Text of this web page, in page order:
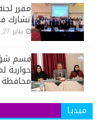
مقرر
تشارك
يناير 27, 2026
قسم
حوارية
محافظة
ميديا